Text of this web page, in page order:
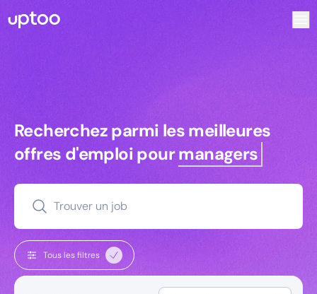
Recherchez parmi les meilleures
Recherchez parmi les meilleures
offres d'emploi pourmanagers
Trouver un job
Tous les filtres